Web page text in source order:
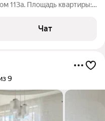
113а. Площадь квартиры:
живописный городской
Чат
9